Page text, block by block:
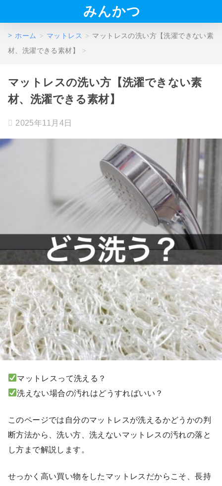
みんかつ
ホーム マットレス
マットレスの洗い方【洗濯できない素
材、洗濯できる素材】
マットレスの洗い方【洗濯できない素
材、洗濯できる素材】
2025年11月4日
マットレスって洗える？
洗えない場合の汚れはどうすればいい？
このページでは自分のマットレスが洗えるかどうかの判
断方法から、洗い方、洗えないマットレスの汚れの落と
し方まで解説します。
せっかく高い買い物をしたマットレスだからこそ、長持